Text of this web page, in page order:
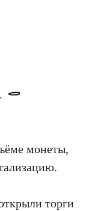
монеты,
торги